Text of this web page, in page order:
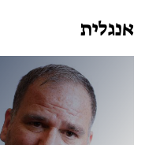
אנגלית